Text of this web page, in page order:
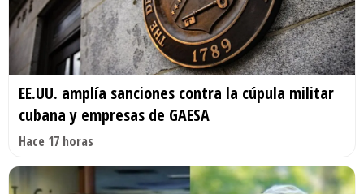
EE.UU. amplía sanciones contra la cúpula militar
cubana y empresas de GAESA
Hace 17 horas